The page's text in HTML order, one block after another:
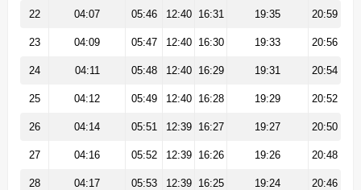
22 04:07 05:46 12:40 16:31 19:35 20:59
23 04:09 05:47 12:40 16:30 19:33 20:56
24 04:11 05:48 12:40 16:29 19:31 20:54
25 04:12 05:49 12:40 16:28 19:29 20:52
26 04:14 05:51 12:39 16:27 19:27 20:50
27 04:16 05:52 12:39 16:26 19:26 20:48
28 04:17 05:53 12:39 16:25 19:24 20:46